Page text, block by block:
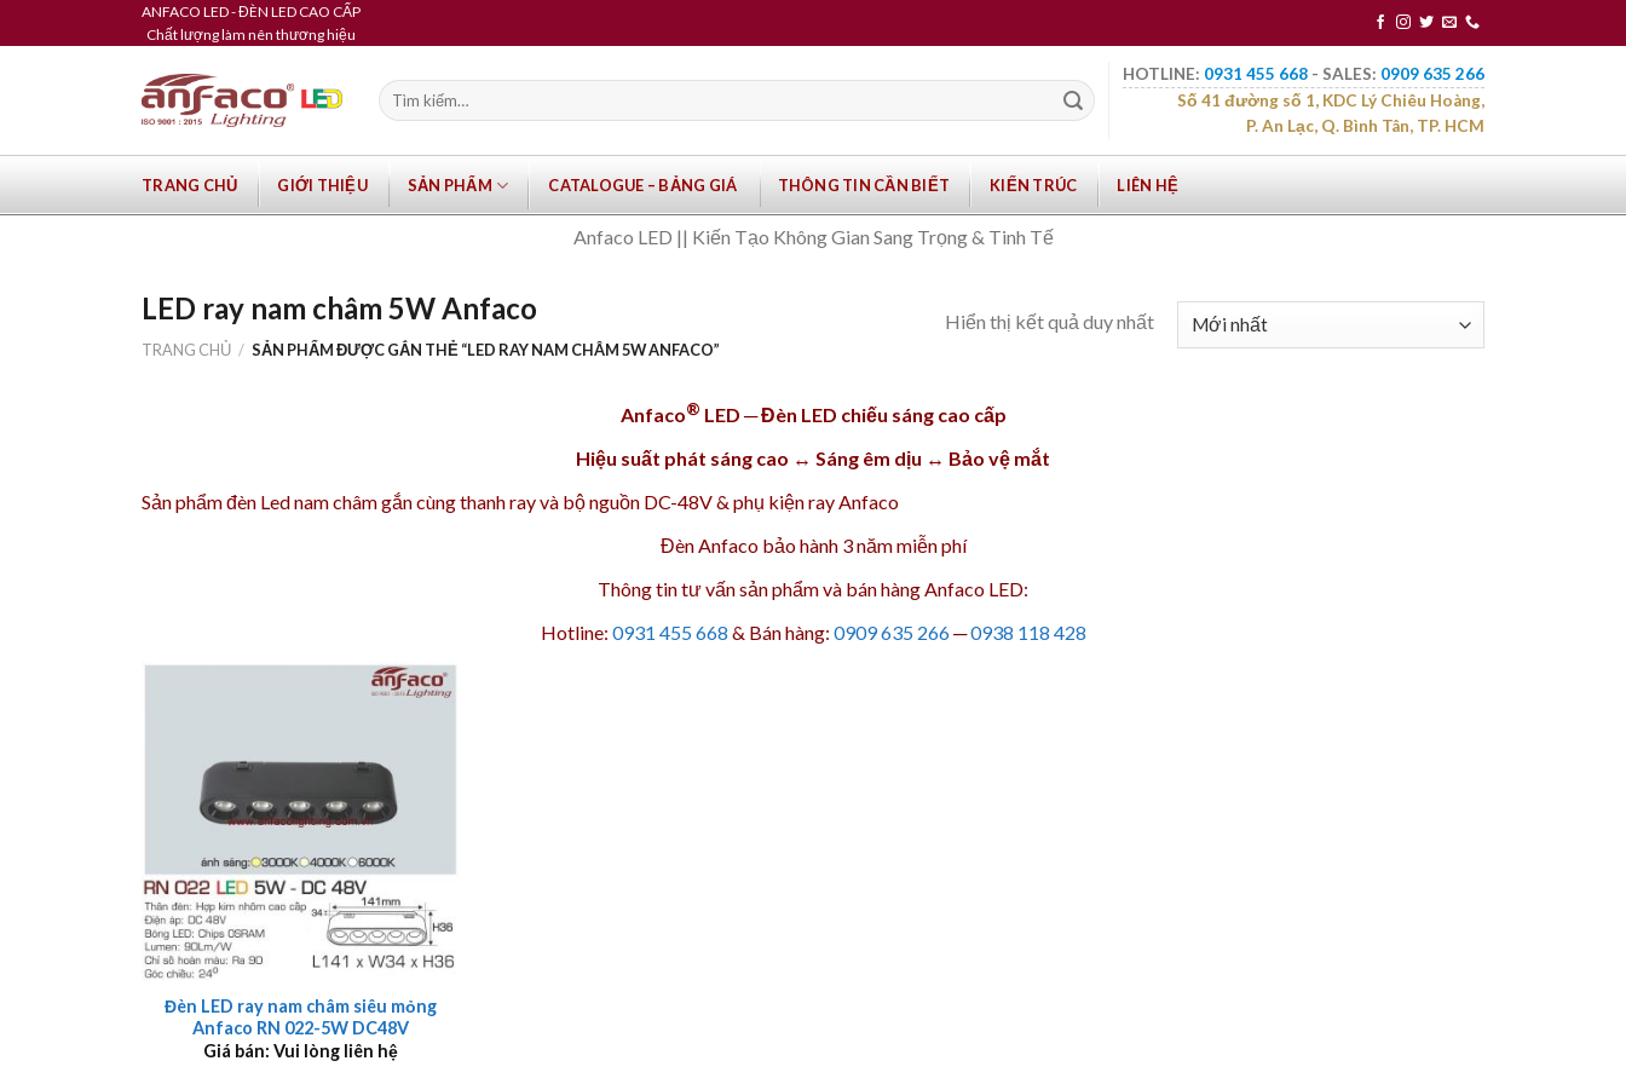
to
ANFACO LED - ĐÈN LED CAO CẤP
Chất lượng làm nên thương hiệu
Tìm
kiếm:
HOTLINE: 0931 455 668 - SALES: 0909 635 266
Số 41 đường số 1, KDC Lý Chiêu Hoàng,
P. An Lạc, Q. Bình Tân, TP. HCM
TRANG CHỦ GIỚI THIỆU SẢN PHẨM CATALOGUE – BẢNG GIÁ THÔNG TIN CẦN BIẾT KIẾN TRÚC LIÊN HỆ
Anfaco LED || Kiến Tạo Không Gian Sang Trọng & Tinh Tế
LED ray nam châm 5W Anfaco
TRANG CHỦ / SẢN PHẨM ĐƯỢC GẮN THẺ “LED RAY NAM CHÂM 5W ANFACO”
Hiển thị kết quả duy nhất
Anfaco® LED ─ Đèn LED chiếu sáng cao cấp
Hiệu suất phát sáng cao ↔ Sáng êm dịu ↔ Bảo vệ mắt
Sản phẩmđèn Led nam châmgắn cùngthanh rayvà bộ nguồn DC-48V& phụ kiện rayAnfaco
Đèn Anfaco bảo hành 3 nămmiễn phí
Thông tin tư vấn sản phẩm và bán hàng Anfaco LED:
Hotline: 0931 455 668 & Bán hàng: 0909 635 266─0938 118 428
+
Đèn LED ray nam châm siêu mỏng
Anfaco RN 022-5W DC48V
Giá bán: Vui lòng liên hệ